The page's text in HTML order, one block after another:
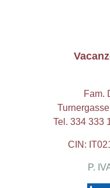
Fam.
Tel. 334 333
CIN:
P.